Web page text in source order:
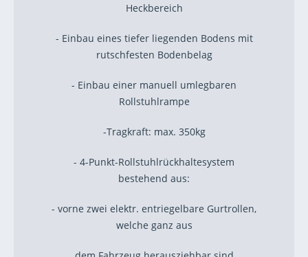
Heckbereich
- Einbau eines tiefer liegenden Bodens mit
rutschfesten Bodenbelag
- Einbau einer manuell umlegbaren
Rollstuhlrampe
-Tragkraft: max. 350kg
- 4-Punkt-Rollstuhlrückhaltesystem
bestehend aus:
- vorne zwei elektr. entriegelbare Gurtrollen,
welche ganz aus